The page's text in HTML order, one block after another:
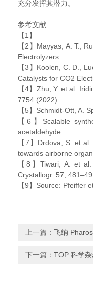
充分发挥其潜力。
参考文献
【1】
【2】Mayyas, A. T.,
Electrolyzers.
【3】Koolen, C. D.,
Catalysts for CO2
【4】Zhu, Y. et al.
7754 (2022).
【5】Schmidt-Ott, A.
【6】Scalable
acetaldehyde.
【7】Drdova, S. et
towards airborne
【8】Tiwari, A. et
Crystallogr. 57,
【9】Source: Pfeiffer
上一篇： 飞纳
下一篇： TOP 科学杂